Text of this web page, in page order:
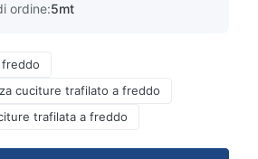
ordine:5mt
cuciture trafilato a freddo
trafilata a freddo